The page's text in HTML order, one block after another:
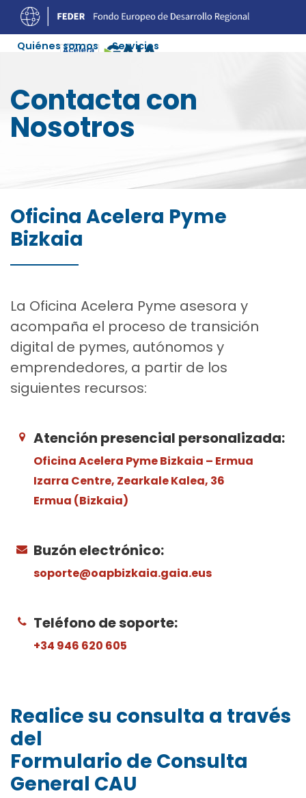
Quiénes somos
Servicios
Agenda
Recursos
Contacta con
Nosotros
Oficina Acelera Pyme
Bizkaia
La Oficina Acelera Pyme asesora y
acompaña el proceso de transición
digital de pymes, autónomos y
emprendedores, a partir de los
siguientes recursos:
Atención presencial personalizada:
Oficina Acelera Pyme Bizkaia – Ermua
Izarra Centre, Zearkale Kalea, 36
Ermua (Bizkaia)
Buzón electrónico:
soporte@oapbizkaia.gaia.eus
Teléfono de soporte:
+34 946 620 605
Realice su consulta a través
del
Formulario de Consulta
General CAU